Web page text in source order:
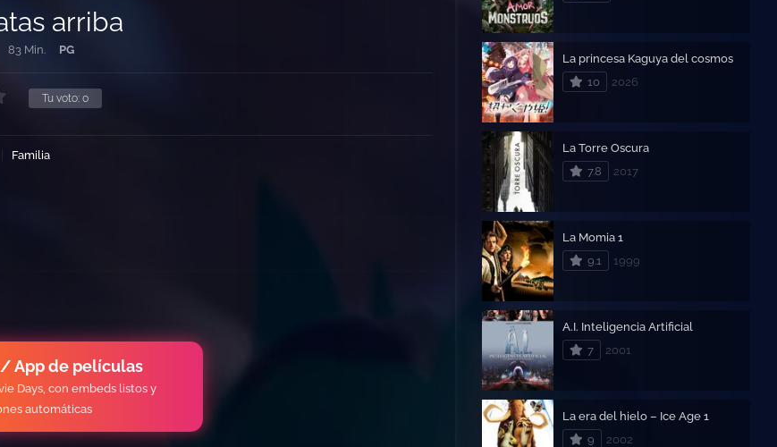
arriba
83 Min. PG
Tu voto: 0
Familia
App de películas
Days, con embeds listos y
automáticas
La princesa Kaguya del cosmos
10
2026
La Torre Oscura
7.8
2017
La Momia 1
9.1
1999
A.I. Inteligencia Artificial
7
2001
La era del hielo – Ice Age 1
9
2002